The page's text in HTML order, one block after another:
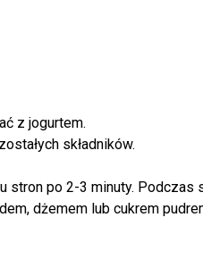
z jogurtem.
składników.
stron po 2-3 minuty.
dżemem lub cukrem